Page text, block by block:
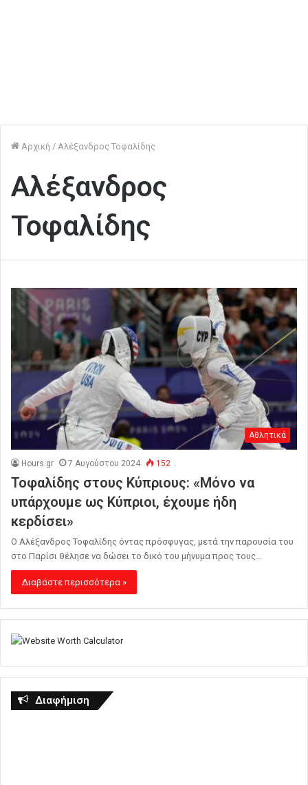
Αρχική / Αλέξανδρος Τοφαλίδης
Αλέξανδρος
Τοφαλίδης
Αθλητικά
Hours.gr 7 Αυγούστου 2024 152
Τοφαλίδης στους Κύπριους: «Μόνο να
υπάρχουμε ως Κύπριοι, έχουμε ήδη
κερδίσει»
Ο Αλέξανδρος Τοφαλίδης όντας πρόσφυγας, μετά την παρουσία του
στο Παρίσι θέλησε να δώσει το δικό του μήνυμα προς τους…
Διαβάστε περισσότερα »
Διαφήμιση